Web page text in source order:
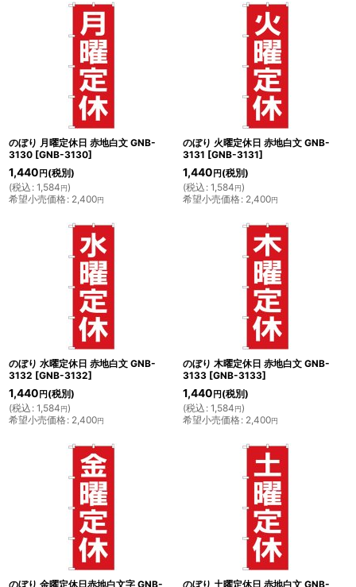
のぼり 月曜定休日 赤地白文 GNB-
3130 [GNB-3130]
1,440 円 (税別)
(税込 : 1,584円)
希望小売価格: 2,400円
のぼり 火曜定休日 赤地白文 GNB-
3131 [GNB-3131]
1,440 円 (税別)
(税込 : 1,584円)
希望小売価格: 2,400円
のぼり 水曜定休日 赤地白文 GNB-
3132 [GNB-3132]
1,440 円 (税別)
(税込 : 1,584円)
希望小売価格: 2,400円
のぼり 木曜定休日 赤地白文 GNB-
3133 [GNB-3133]
1,440 円 (税別)
(税込 : 1,584円)
希望小売価格: 2,400円
のぼり 金曜定休日赤地白文字 GNB- のぼり 土曜定休日 赤地白文 GNB-